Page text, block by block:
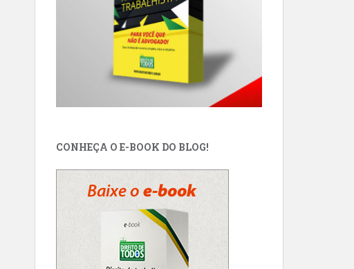
CONHEÇA O E-BOOK DO BLOG!